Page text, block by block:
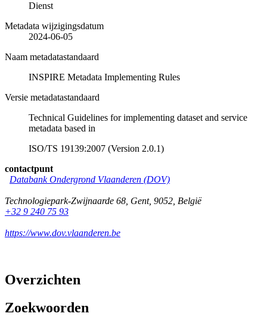
Dienst
Metadata wijzigingsdatum
2024-06-05
Naam metadatastandaard
INSPIRE Metadata Implementing Rules
Versie metadatastandaard
Technical Guidelines for implementing dataset and service
metadata based in
ISO/TS 19139:2007 (Version 2.0.1)
contactpunt
Databank Ondergrond Vlaanderen (DOV)
Technologiepark-Zwijnaarde 68 Gent, 9052 België
+32 9 240 75 93
https://www.dov.vlaanderen.be
Overzichten
Zoekwoorden